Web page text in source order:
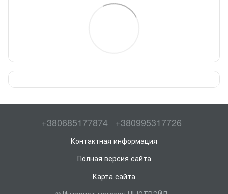
+380685177874 +380995317726
Контактная информация
Полная версия сайта
Карта сайта